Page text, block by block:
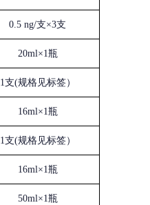
0.5 ng/支×3支
20ml×1瓶
1支(规格见标签）
16ml×1瓶
1支(规格见标签）
16ml×1瓶
50ml×1瓶